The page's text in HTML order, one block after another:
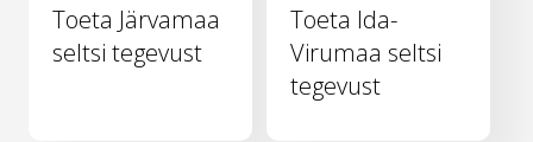
Toeta Järvamaa
seltsi tegevust
Toeta Ida-
Virumaa seltsi
tegevust